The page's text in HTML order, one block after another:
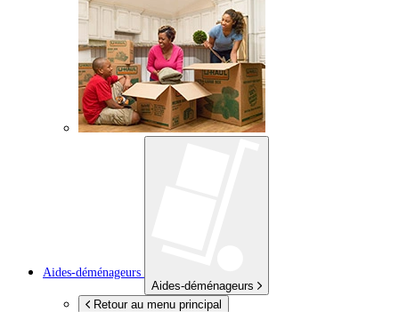
Aides-déménageurs
Aides-déménageurs
Retour au menu principal